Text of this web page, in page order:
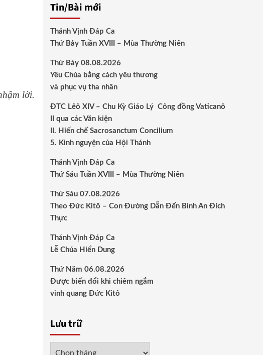
lời.
Tin/Bài mới
Thánh Vịnh Đáp Ca
Thứ Bảy Tuần XVIII – Mùa Thường Niên
Thứ Bảy 08.08.2026
Yêu Chúa bằng cách yêu thương
và phục vụ tha nhân
ĐTC Lêô XIV – Chu Kỳ Giáo Lý Công đồng Vaticanô
II qua các Văn kiện
II. Hiến chế Sacrosanctum Concilium
5. Kinh nguyện của Hội Thánh
Thánh Vịnh Đáp Ca
Thứ Sáu Tuần XVIII – Mùa Thường Niên
Thứ Sáu 07.08.2026
Theo Đức Kitô – Con Đường Dẫn Đến Bình An Đích
Thực
Thánh Vịnh Đáp Ca
Lễ Chúa Hiển Dung
Thứ Năm 06.08.2026
Được biến đổi khi chiêm ngắm
vinh quang Đức Kitô
Lưu trữ